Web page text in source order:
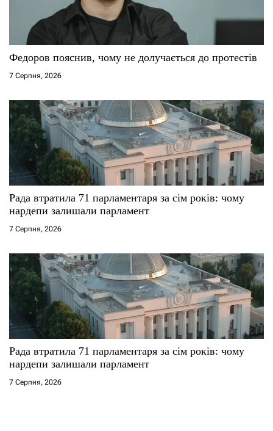
Федоров пояснив, чому не долучається до протестів
7 Серпня, 2026
Рада втратила 71 парламентаря за сім років: чому
нардепи залишали парламент
7 Серпня, 2026
Рада втратила 71 парламентаря за сім років: чому
нардепи залишали парламент
7 Серпня, 2026